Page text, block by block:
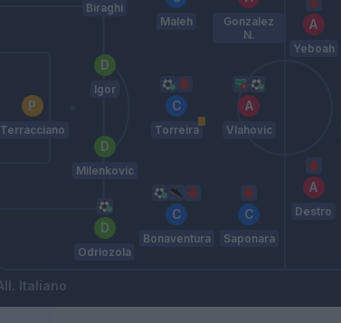
Terracciano
Odriozola
Milenkovic
Igor
Biraghi
Bonaventura
Torreira
Maleh
Saponara
Vlahovic
Gonzalez
N.
Italiano
Destro
Yeboah